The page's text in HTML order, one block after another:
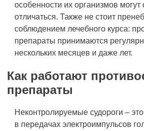
особенности их организмов
отличаться. Также не стоит
соблюдением лечебного курса:
препараты принимаются
нескольких месяцев и даже лет.
Как работают
препараты
Неконтролируемые судороги –
в передачах электроимпульсов